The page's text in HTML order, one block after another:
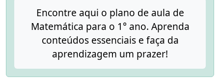
Encontre aqui o plano de aula de
Matemática para o 1° ano. Aprenda
conteúdos essenciais e faça da
aprendizagem um prazer!